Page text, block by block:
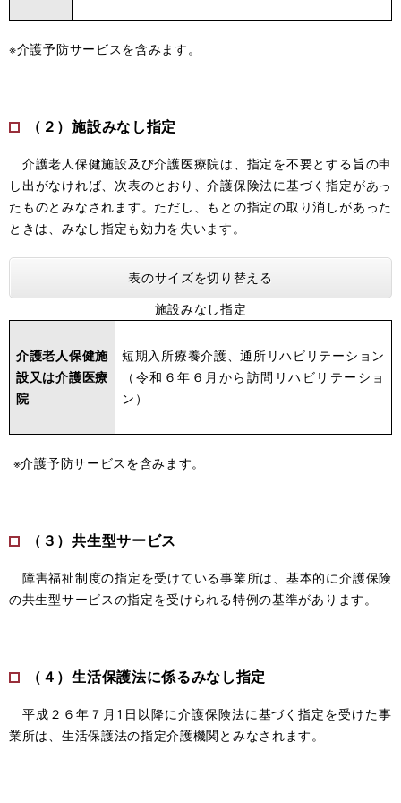
※介護予防サービスを含みます。
（２）施設みなし指定
介護老人保健施設及び介護医療院は、指定を不要とする旨の申
し出がなければ、次表のとおり、介護保険法に基づく指定があっ
たものとみなされます。ただし、もとの指定の取り消しがあった
ときは、みなし指定も効力を失います。
表のサイズを切り替える
施設みなし指定
介護老人保健施
設又は介護医療
院
短期入所療養介護、通所リハビリテーション
（令和６年６月から訪問リハビリテーショ
ン）
※介護予防サービスを含みます。
（３）共生型サービス
障害福祉制度の指定を受けている事業所は、基本的に介護保険
の共生型サービスの指定を受けられる特例の基準があります。
（４）生活保護法に係るみなし指定
平成２６年７月1日以降に介護保険法に基づく指定を受けた事
業所は、生活保護法の指定介護機関とみなされます。